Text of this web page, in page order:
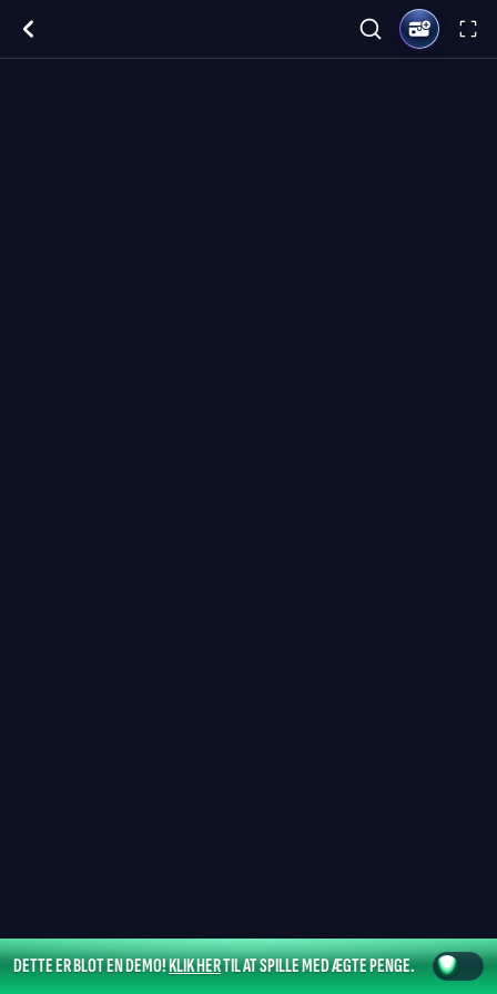
DETTE ER BLOT EN DEMO!KLIK HERTIL AT SPILLE MED ÆGTE PENGE.